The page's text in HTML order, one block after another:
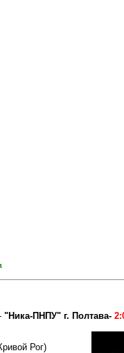
"Ника-ПНПУ" г. Полтава-
Рог)